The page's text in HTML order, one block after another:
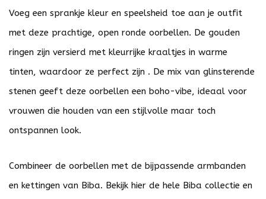
Voeg een sprankje kleur en speelsheid toe aan je outfit
met deze prachtige, open ronde oorbellen. De gouden
ringen zijn versierd met kleurrijke kraaltjes in warme
tinten, waardoor ze perfect zijn . De mix van glinsterende
stenen geeft deze oorbellen een boho-vibe, ideaal voor
vrouwen die houden van een stijlvolle maar toch
ontspannen look.
Combineer de oorbellen met de bijpassende armbanden
en kettingen van Biba. Bekijk hier de hele Biba collectie en